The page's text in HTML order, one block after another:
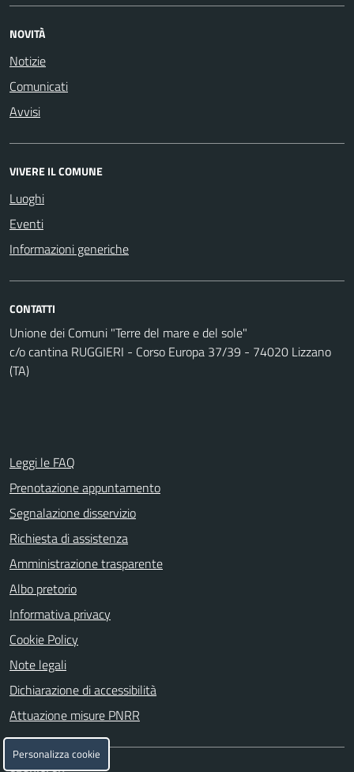
NOVITÀ
Notizie
Comunicati
Avvisi
VIVERE IL COMUNE
Luoghi
Eventi
Informazioni generiche
CONTATTI
Unione dei Comuni "Terre del mare e del sole"
c/o cantina RUGGIERI - Corso Europa 37/39 - 74020 Lizzano
(TA)
Leggi le FAQ
Prenotazione appuntamento
Segnalazione disservizio
Richiesta di assistenza
Amministrazione trasparente
Albo pretorio
Informativa privacy
Cookie Policy
Note legali
Dichiarazione di accessibilità
Attuazione misure PNRR
Personalizza cookie